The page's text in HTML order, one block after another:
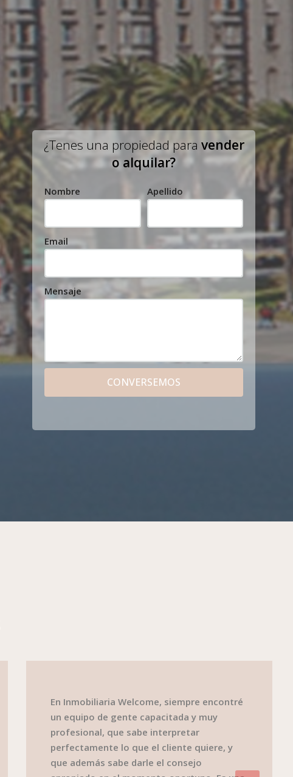
¿Tenes una propiedad para vender
o alquilar?
Nombre Apellido
Email
Mensaje
CONVERSEMOS
En Inmobiliaria Welcome, siempre encontré
un equipo de gente capacitada y muy
profesional, que sabe interpretar
perfectamente lo que el cliente quiere, y
que además sabe darle el consejo